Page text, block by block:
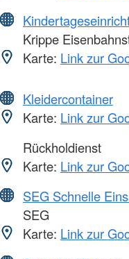
Krippe
Karte: Link zur
Kleidercontainer
Karte: Link zur
Rückholdienst
Karte: Link zur
SEG Schnelle
SEG
Karte: Link zur